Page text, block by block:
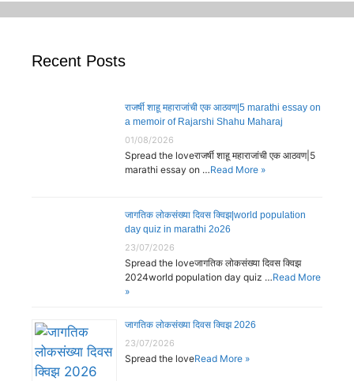
Recent Posts
राजर्षी शाहू महाराजांची एक आठवण|5 marathi essay on
a memoir of Rajarshi Shahu Maharaj
01/08/2026
Spread the loveराजर्षी शाहू महाराजांची एक आठवण|5
marathi essay on …Read More »
जागतिक लोकसंख्या दिवस क्विझ|world population
day quiz in marathi 2o26
23/07/2026
Spread the loveजागतिक लोकसंख्या दिवस क्विझ
2024world population day quiz …Read More
»
जागतिक लोकसंख्या दिवस क्विझ 2026
23/07/2026
Spread the loveRead More »